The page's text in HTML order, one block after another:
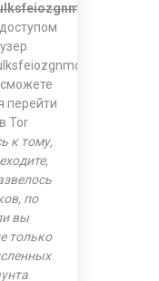
перейти
Tor
к тому,
по
вы
только